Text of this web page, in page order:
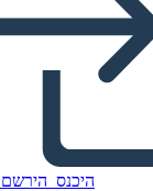
היכנס